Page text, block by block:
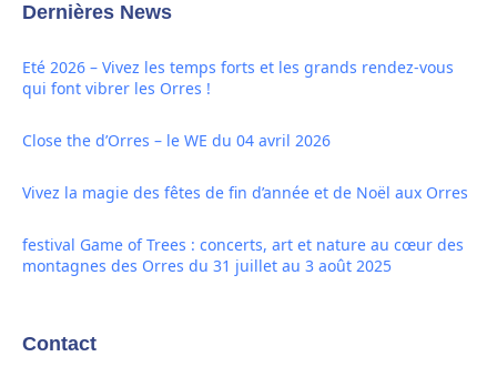
Dernières News
Eté 2026 – Vivez les temps forts et les grands rendez-vous
qui font vibrer les Orres !
Close the d’Orres – le WE du 04 avril 2026
Vivez la magie des fêtes de fin d’année et de Noël aux Orres
festival Game of Trees : concerts, art et nature au cœur des
montagnes des Orres du 31 juillet au 3 août 2025
Contact